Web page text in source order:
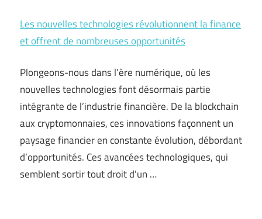
Les nouvelles technologies révolutionnent la finance
et offrent de nombreuses opportunités
Plongeons-nous dans l’ère numérique, où les
nouvelles technologies font désormais partie
intégrante de l’industrie financière. De la blockchain
aux cryptomonnaies, ces innovations façonnent un
paysage financier en constante évolution, débordant
d’opportunités. Ces avancées technologiques, qui
semblent sortir tout droit d’un …